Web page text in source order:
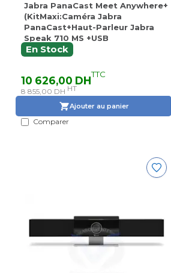
Jabra PanaCast Meet Anywhere+
(KitMaxi:Caméra Jabra
PanaCast+Haut-Parleur Jabra
Speak 710 MS +USB
Hub+Support de table/Mural
,Câble USB 1.8m entre caméra et
En Stock
10 626,00 DHTTC
8 855,00 DH HT
Ajouter au panier
Comparer